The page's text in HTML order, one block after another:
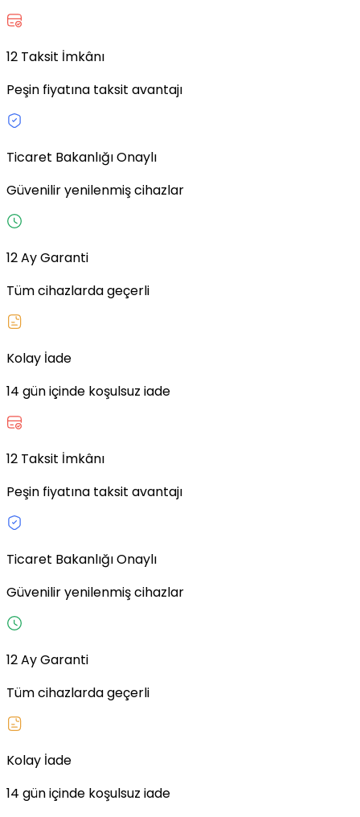
12 Taksit İmkânı
Peşin fiyatına taksit avantajı
Ticaret Bakanlığı Onaylı
Güvenilir yenilenmiş cihazlar
12 Ay Garanti
Tüm cihazlarda geçerli
Kolay İade
14 gün içinde koşulsuz iade
12 Taksit İmkânı
Peşin fiyatına taksit avantajı
Ticaret Bakanlığı Onaylı
Güvenilir yenilenmiş cihazlar
12 Ay Garanti
Tüm cihazlarda geçerli
Kolay İade
14 gün içinde koşulsuz iade